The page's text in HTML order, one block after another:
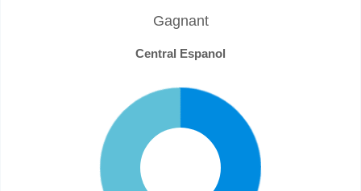
Gagnant
Central Espanol